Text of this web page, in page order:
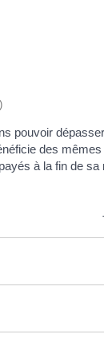
pouvoir
des
à la fin de